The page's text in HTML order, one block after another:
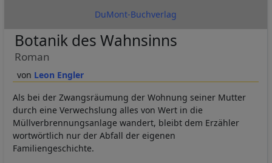
DuMont-Buchverlag
Leon Engler
Botanik des Wahnsinns
Roman
Als bei der Zwangsräumung der Wohnung seiner Mutter
durch eine Verwechslung alles von Wert in die
Müllverbrennungsanlage wandert, bleibt dem Erzähler
wortwörtlich nur der Abfall der eigenen
Familiengeschichte.